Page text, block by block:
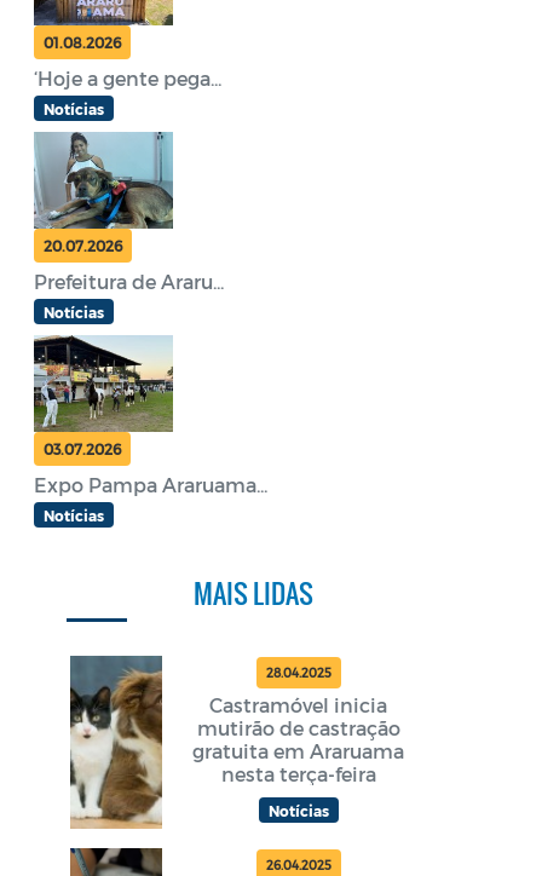
01.08.2026
‘Hoje a gente pega...
Notícias
20.07.2026
Prefeitura de Araru...
Notícias
03.07.2026
Expo Pampa Araruama...
Notícias
MAIS LIDAS
28.04.2025
Castramóvel inicia
mutirão de castração
gratuita em Araruama
nesta terça-feira
Notícias
26.04.2025